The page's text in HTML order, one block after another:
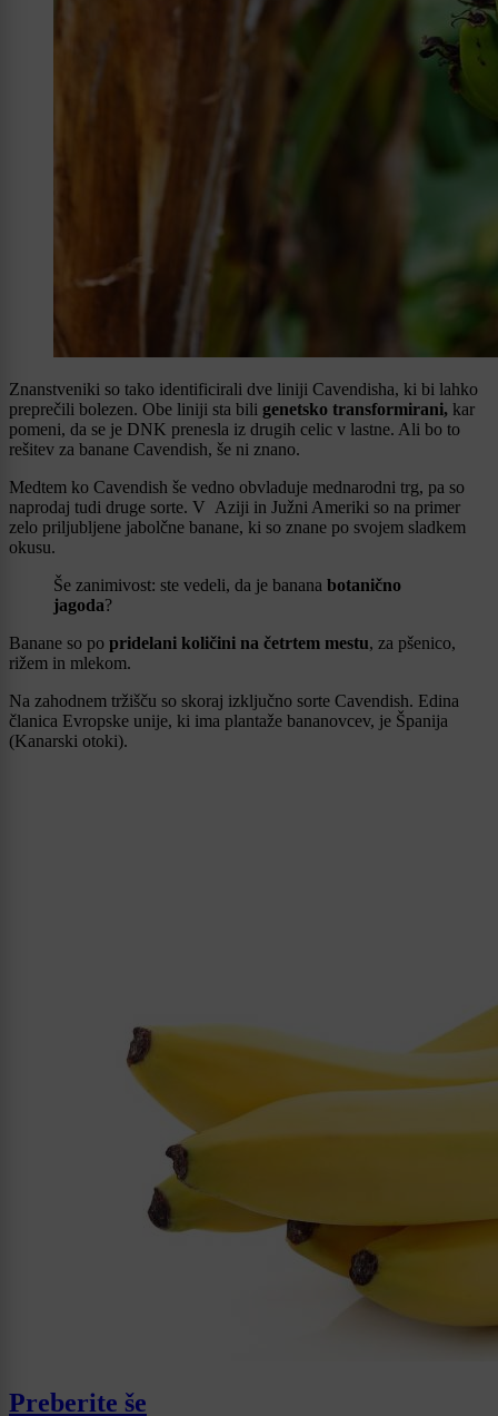
Znanstveniki so tako identificirali dve liniji Cavendisha, ki bi lahko
preprečili bolezen. Obe liniji sta bili genetsko transformirani, kar
pomeni, da se je DNK prenesla iz drugih celic v lastne. Ali bo to
rešitev za banane Cavendish, še ni znano.
Medtem ko Cavendish še vedno obvladuje mednarodni trg, pa so
naprodaj tudi druge sorte. V Aziji in Južni Ameriki so na primer
zelo priljubljene jabolčne banane, ki so znane po svojem sladkem
okusu.
Še zanimivost: ste vedeli, da je banana botanično
jagoda?
Banane so po pridelani količini na četrtem mestu, za pšenico,
rižem in mlekom.
Na zahodnem tržišču so skoraj izključno sorte Cavendish. Edina
članica Evropske unije, ki ima plantaže bananovcev, je Španija
(Kanarski otoki).
Preberite še